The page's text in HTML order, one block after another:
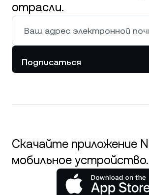
отрасли.
Подписаться
Скачайте приложение
мобильное устройство.